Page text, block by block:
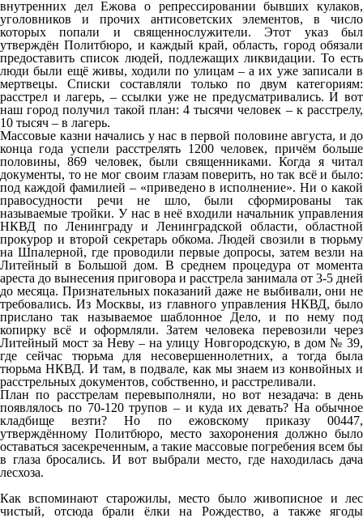
внутренних дел Ежова о репрессировании бывших кулаков,
уголовников и прочих антисоветских элементов, в число
которых попали и священнослужители. Этот указ был
утверждён Политбюро, и каждый край, область, город обязали
предоставить список людей, подлежащих ликвидации. То есть
люди были ещё живы, ходили по улицам – а их уже записали в
мертвецы. Списки составляли только по двум категориям:
расстрел и лагерь, – ссылки уже не предусматривались. И вот
наш город получил такой план: 4 тысячи человек – к расстрелу,
10 тысяч – в лагерь.
Массовые казни начались у нас в первой половине августа, и до
конца года успели расстрелять 1200 человек, причём больше
половины, 869 человек, были священниками. Когда я читал
документы, то не мог своим глазам поверить, но так всё и было:
под каждой фамилией – «приведено в исполнение». Ни о какой
правосудности речи не шло, были сформированы так
называемые тройки. У нас в неё входили начальник управления
НКВД по Ленинграду и Ленинградской области, областной
прокурор и второй секретарь обкома. Людей свозили в тюрьму
на Шпалерной, где проводили первые допросы, затем везли на
Литейный в Большой дом. В среднем процедура от момента
ареста до вынесения приговора и расстрела занимала от 3-5 дней
до месяца. Признательных показаний даже не выбивали, они не
требовались. Из Москвы, из главного управления НКВД, было
прислано так называемое шаблонное Дело, и по нему под
копирку всё и оформляли. Затем человека перевозили через
Литейный мост за Неву – на улицу Новгородскую, в дом № 39,
где сейчас тюрьма для несовершеннолетних, а тогда была
тюрьма НКВД. И там, в подвале, как мы знаем из конвойных и
расстрельных документов, собственно, и расстреливали.
План по расстрелам перевыполняли, но вот незадача: в день
появлялось по 70-120 трупов – и куда их девать? На обычное
кладбище везти? Но по ежовскому приказу 00447,
утверждённому Политбюро, место захоронения должно было
оставаться засекреченным, а такие массовые погребения всем бы
в глаза бросались. И вот выбрали место, где находилась дача
лесхоза.
Как вспоминают старожилы, место было живописное и лес
чистый, отсюда брали ёлки на Рождество, а также ягоды